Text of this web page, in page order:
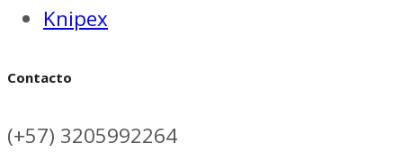
Knipex
Contacto
(+57) 3205992264